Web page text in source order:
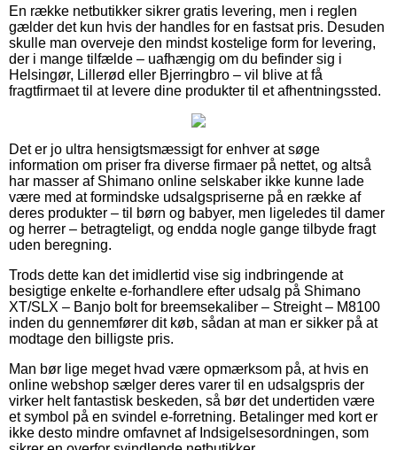
En række netbutikker sikrer gratis levering, men i reglen
gælder det kun hvis der handles for en fastsat pris. Desuden
skulle man overveje den mindst kostelige form for levering,
der i mange tilfælde – uafhængig om du befinder sig i
Helsingør, Lillerød eller Bjerringbro – vil blive at få
fragtfirmaet til at levere dine produkter til et afhentningssted.
Det er jo ultra hensigtsmæssigt for enhver at søge
information om priser fra diverse firmaer på nettet, og altså
har masser af Shimano online selskaber ikke kunne lade
være med at formindske udsalgspriserne på en række af
deres produkter – til børn og babyer, men ligeledes til damer
og herrer – betragteligt, og endda nogle gange tilbyde fragt
uden beregning.
Trods dette kan det imidlertid vise sig indbringende at
besigtige enkelte e-forhandlere efter udsalg på Shimano
XT/SLX – Banjo bolt for breemsekaliber – Streight – M8100
inden du gennemfører dit køb, sådan at man er sikker på at
modtage den billigste pris.
Man bør lige meget hvad være opmærksom på, at hvis en
online webshop sælger deres varer til en udsalgspris der
virker helt fantastisk beskeden, så bør det undertiden være
et symbol på en svindel e-forretning. Betalinger med kort er
ikke desto mindre omfavnet af Indsigelsesordningen, som